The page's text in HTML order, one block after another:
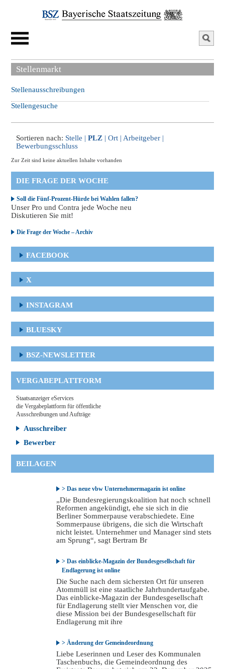
Stellenmarkt
Stellenausschreibungen
Stellengesuche
Sortieren nach: Stelle |PLZ |Ort | Arbeitgeber |
Bewerbungsschluss
Zur Zeit sind keine aktuellen Inhalte vorhanden
DIE FRAGE DER WOCHE
Soll die Fünf-Prozent-Hürde bei Wahlen fallen?
Unser Pro und Contra jede Woche neu
Diskutieren Sie mit!
Die Frage der Woche – Archiv
FACEBOOK
X
INSTAGRAM
BLUESKY
BSZ-NEWSLETTER
VERGABEPLATTFORM
Staatsanzeiger eServices
die Vergabeplattform für öffentliche
Ausschreibungen und Aufträge
Ausschreiber
Bewerber
BEILAGEN
> Das neue vbw Unternehmermagazin ist online
„Die Bundesregierungskoalition hat noch schnell
Reformen angekündigt, ehe sie sich in die
Berliner Sommerpause verabschiedete. Eine
Sommerpause übrigens, die sich die Wirtschaft
nicht leistet. Unternehmer und Manager sind stets
am Sprung“, sagt Bertram Br
> Das einblicke-Magazin der Bundesgesellschaft für
Endlagerung ist online
Die Suche nach dem sichersten Ort für unseren
Atommüll ist eine staatliche Jahrhundertaufgabe.
Das einblicke-Magazin der Bundesgesellschaft
für Endlagerung stellt vier Menschen vor, die
diese Mission bei der Bundesgesellschaft für
Endlagerung mit ihre
> Änderung der Gemeindeordnung
Liebe Leserinnen und Leser des Kommunalen
Taschenbuchs, die Gemeindeordnung des